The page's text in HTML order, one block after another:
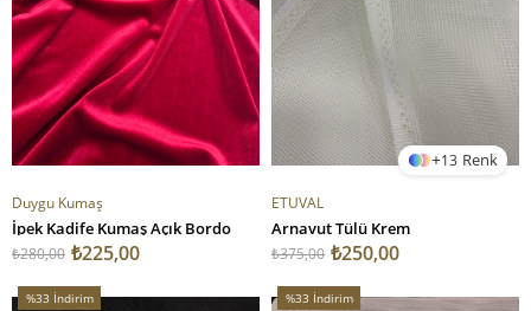
Duygu Kumaş
İpek Kadife Kumaş Açık Bordo
₺225,00
₺280,00
13
ETUVAL
Arnavut Tülü Krem
₺250,00
₺375,00
%33 İndirim
%33 İndirim